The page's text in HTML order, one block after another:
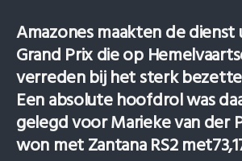
Amazones maakten de dienst
Grand Prix die op
ver­reden bij het sterk
Een abso­lute hoofd­rol was
gelegd voor Marieke van der
won met Zan­tana RS2